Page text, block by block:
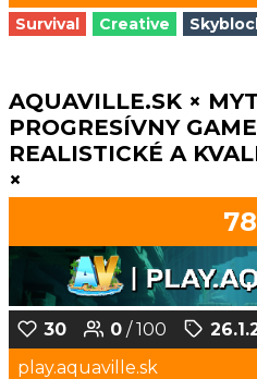
Survival Creative
AQUAVILLE.SK ×
PROGRESÍVNY
REALISTICKÉ A
×
30 0 / 100
play.aquaville.sk